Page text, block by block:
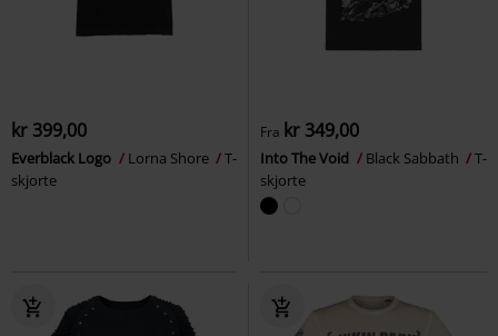
kr 399,00
Everblack Logo Lorna Shore
T-
skjorte
Fra kr 349,00
Into The Void Black Sabbath
T-
skjorte